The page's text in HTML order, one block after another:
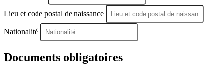
Lieu et code postal de naissance
Nationalité
Documents obligatoires